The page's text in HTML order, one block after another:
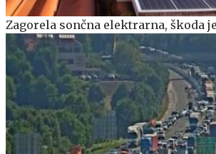
Zagorela sončna elektrarna, škoda